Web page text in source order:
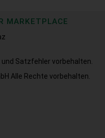
MARKETPLACE
Satzfehler vorbehalten.
Alle Rechte vorbehalten.